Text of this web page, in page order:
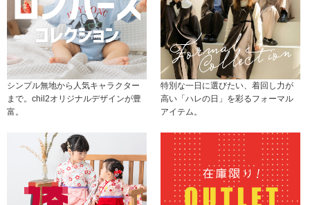
シンプル無地から人気キャラクター
まで。chil2オリジナルデザインが豊
富。
特別な一日に選びたい、着回し力が
高い「ハレの日」を彩るフォーマル
アイテム。